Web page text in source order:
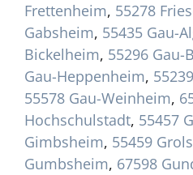
Frettenheim, 55278
Gabsheim, 55435 Gau-
Bickelheim, 55296
Gau-Heppenheim,
55578 Gau-Weinheim,
Hochschulstadt, 55457
Gimbsheim, 55459
Gumbsheim, 67598